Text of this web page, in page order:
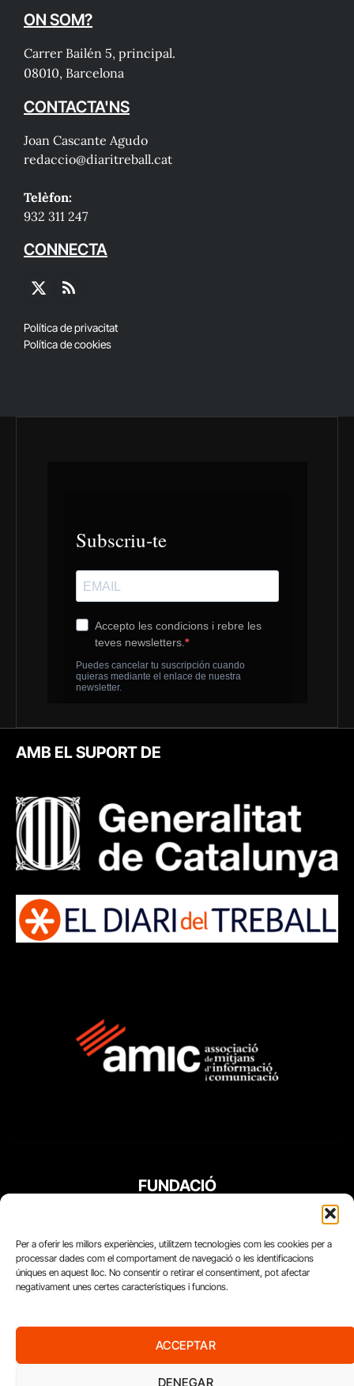
Per a oferir les millors experiències, utilitzem tecnologies com les cookies per a
processar dades com el comportament de navegació o les identificacions
úniques en aquest lloc. No consentir o retirar el consentiment, pot afectar
negativament unes certes característiques i funcions.
ACCEPTAR
DENEGAR
ON SOM?
Carrer Bailén 5, principal.
08010, Barcelona
CONTACTA'NS
Joan Cascante Agudo
redaccio@diaritreball.cat
Telèfon:
932 311 247
CONNECTA
X
RSS
Política de privacitat
Política de cookies
AMB EL SUPORT DE
FUNDACIÓ